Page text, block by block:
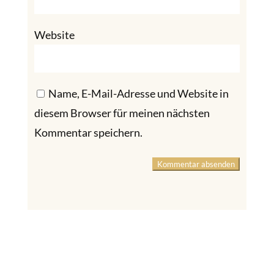
Website
Name, E-Mail-Adresse und Website in
diesem Browser für meinen nächsten
Kommentar speichern.
Kommentar absenden